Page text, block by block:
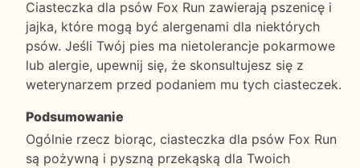
Ciasteczka dla psów Fox Run zawierają pszenicę i
jajka, które mogą być alergenami dla niektórych
psów. Jeśli Twój pies ma nietolerancje pokarmowe
lub alergie, upewnij się, że skonsultujesz się z
weterynarzem przed podaniem mu tych ciasteczek.
Podsumowanie
Ogólnie rzecz biorąc, ciasteczka dla psów Fox Run
są pożywną i pyszną przekąską dla Twoich